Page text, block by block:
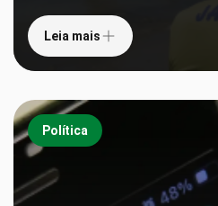
Leia mais
Política